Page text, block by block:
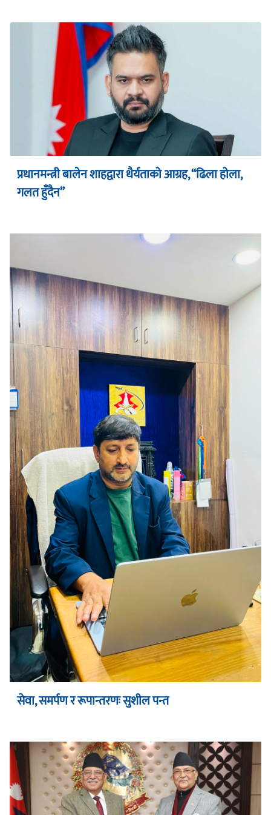
प्रधानमन्त्री बालेन शाहद्वारा धैर्यताको आग्रह, “ढिला होला,
गलत हुँदैन”
सेवा, समर्पण र रूपान्तरणः सुशील पन्त